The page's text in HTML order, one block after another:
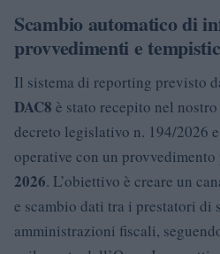
Scambio automatico di
provvedimenti e
Il sistema di reporting previsto
DAC8 è stato recepito nel
decreto legislativo n. 194/2026
operative con un
2026. L’obiettivo è creare un
e scambio dati tra i prestatori di
amministrazioni fiscali,